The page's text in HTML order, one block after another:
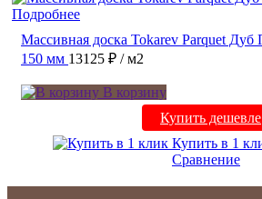
Подробнее
Массивная доска Tokarev Parquet
150 мм 13125 ₽ / м2
В корзину
Купить дешевле
Купить в 1
Сравнение